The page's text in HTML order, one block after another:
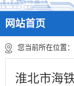
网站首页
您当前所在位置：
淮北市海